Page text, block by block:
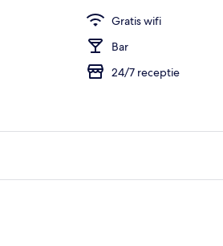
Gratis wifi
Bar
24/7 receptie